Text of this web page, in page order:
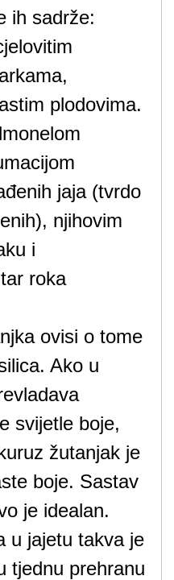
ih sadrže:
plodovima.
jaja (tvrdo
njihovim
i
roka
ovisi o tome
Ako u
svijetle boje,
žutanjak je
boje. Sastav
je idealan.
u jajetu takva je
tjednu prehranu